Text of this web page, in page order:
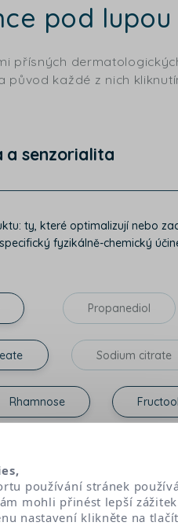
pod lupou
přísných
každé z nich
a senzorialita
ty, které optimalizují nebo
fyzikálně-chemický
Propanediol
Sodium citrate
Rhamnose
k tomu, že mezi jeho
používání stránek
mohli přinést lepší
nastavení klikněte na